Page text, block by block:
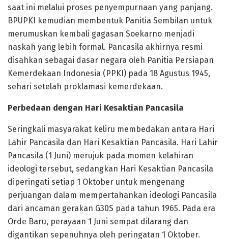
saat ini melalui proses penyempurnaan yang panjang.
BPUPKI kemudian membentuk Panitia Sembilan untuk
merumuskan kembali gagasan Soekarno menjadi
naskah yang lebih formal. Pancasila akhirnya resmi
disahkan sebagai dasar negara oleh Panitia Persiapan
Kemerdekaan Indonesia (PPKI) pada 18 Agustus 1945,
sehari setelah proklamasi kemerdekaan.
Perbedaan dengan Hari Kesaktian Pancasila
Seringkali masyarakat keliru membedakan antara Hari
Lahir Pancasila dan Hari Kesaktian Pancasila. Hari Lahir
Pancasila (1 Juni) merujuk pada momen kelahiran
ideologi tersebut, sedangkan Hari Kesaktian Pancasila
diperingati setiap 1 Oktober untuk mengenang
perjuangan dalam mempertahankan ideologi Pancasila
dari ancaman gerakan G30S pada tahun 1965. Pada era
Orde Baru, perayaan 1 Juni sempat dilarang dan
digantikan sepenuhnya oleh peringatan 1 Oktober.